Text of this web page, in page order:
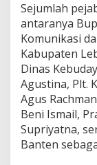
Sejumlah
antaranya
Komunikasi
Kabupaten
Dinas
Agustina, Plt.
Agus
Beni Ismail,
Supriyatna,
Banten